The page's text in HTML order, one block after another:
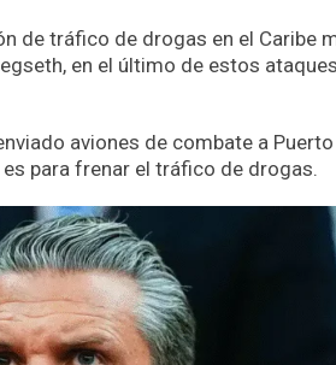
de tráfico de drogas en el Caribe
en el último de estos
aviones de combate a
para frenar el tráfico de drogas.